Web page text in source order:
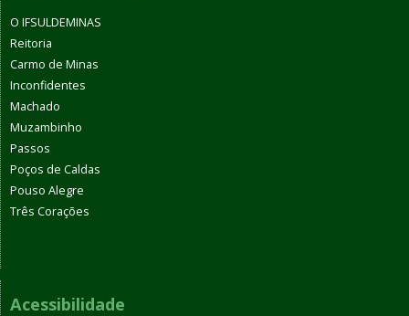
O IFSULDEMINAS
Reitoria
Carmo de Minas
Inconfidentes
Machado
Muzambinho
Passos
Poços de Caldas
Pouso Alegre
Três Corações
Acessibilidade